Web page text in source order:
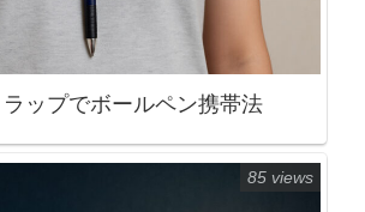
ップでボールペン携帯法
85 views